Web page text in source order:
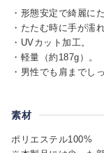
・形態安定で綺麗に
・たたむ時に手が濡
・UVカット加工。
・軽量（約187g）。
・男性でも肩までし
素材
ポリエステル100%